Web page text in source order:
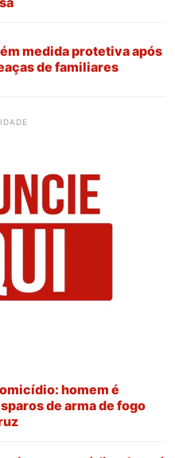
medida protetiva após
de familiares
homem é
de arma de fogo